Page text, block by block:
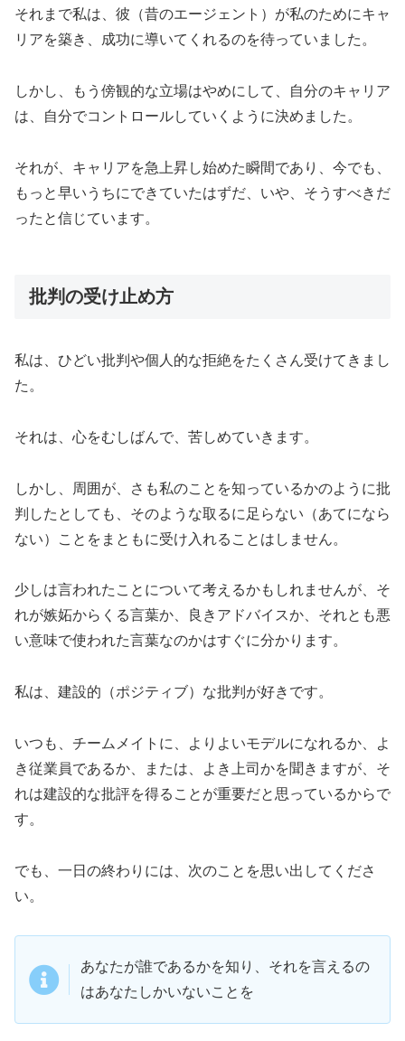
それまで私は、彼（昔のエージェント）が私のためにキャ
リアを築き、成功に導いてくれるのを待っていました。
しかし、もう傍観的な立場はやめにして、自分のキャリア
は、自分でコントロールしていくように決めました。
それが、キャリアを急上昇し始めた瞬間であり、今でも、
もっと早いうちにできていたはずだ、いや、そうすべきだ
ったと信じています。
批判の受け止め方
私は、ひどい批判や個人的な拒絶をたくさん受けてきまし
た。
それは、心をむしばんで、苦しめていきます。
しかし、周囲が、さも私のことを知っているかのように批
判したとしても、そのような取るに足らない（あてになら
ない）ことをまともに受け入れることはしません。
少しは言われたことについて考えるかもしれませんが、そ
れが嫉妬からくる言葉か、良きアドバイスか、それとも悪
い意味で使われた言葉なのかはすぐに分かります。
私は、建設的（ポジティブ）な批判が好きです。
いつも、チームメイトに、よりよいモデルになれるか、よ
き従業員であるか、または、よき上司かを聞きますが、そ
れは建設的な批評を得ることが重要だと思っているからで
す。
でも、一日の終わりには、次のことを思い出してくださ
い。
あなたが誰であるかを知り、それを言えるの
はあなたしかいないことを